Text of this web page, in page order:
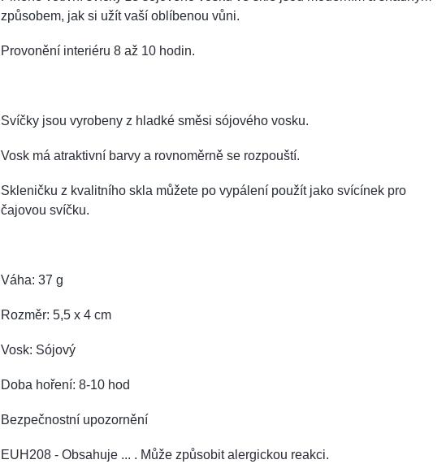
způsobem, jak si užít vaší oblíbenou vůni.
Provonění interiéru 8 až 10 hodin.
Svíčky jsou vyrobeny z hladké směsi sójového vosku.
Vosk má atraktivní barvy a rovnoměrně se rozpouští.
Skleničku z kvalitního skla můžete po vypálení použít jako svícínek pro
čajovou svíčku.
Váha: 37 g
Rozměr: 5,5 x 4 cm
Vosk: Sójový
Doba hoření: 8-10 hod
Bezpečnostní upozornění
EUH208 - Obsahuje ... . Může způsobit alergickou reakci.